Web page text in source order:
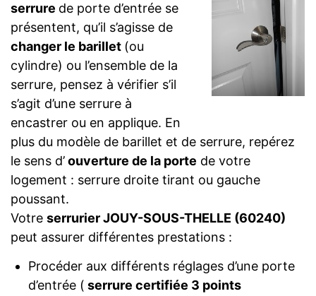
serrure de porte d’entrée se
présentent, qu’il s’agisse de
changer le barillet (ou
cylindre) ou l’ensemble de la
serrure, pensez à vérifier s’il
s’agit d’une serrure à
encastrer ou en applique. En
plus du modèle de barillet et de serrure, repérez
le sens d’ouverture de la porte de votre
logement : serrure droite tirant ou gauche
poussant.
Votre serrurier JOUY-SOUS-THELLE (60240)
peut assurer différentes prestations :
Procéder aux différents réglages d’une porte
d’entrée ( serrure certifiée 3 points